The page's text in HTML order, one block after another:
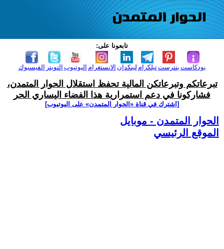
تابعونا على:
الفيسبوك التويتر اليوتيوب الانستغرام لينكدإن تيلكرامبنترست بودكاست
تبرعاتكم وتبرعاتكن المالية تحفظ استقلال الحوار المتمدن،
فشاركونا في دعم استمرارية هذا الفضاء اليساري الحر
[اشترك في قناة ‫«الحوار المتمدن» على اليوتيوب]
الحوار المتمدن - موبايل
الموقع الرئيسي